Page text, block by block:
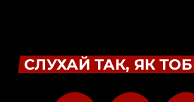
СЛУХАЙ ТАК, ЯК